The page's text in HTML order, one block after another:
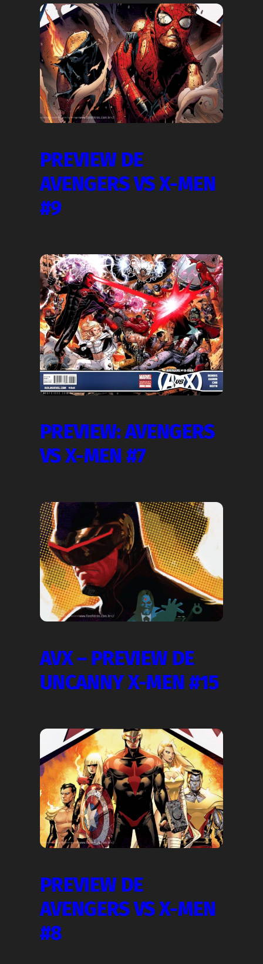
PREVIEW DE
AVENGERS VS X-MEN
#9
PREVIEW: AVENGERS
VS X-MEN #7
AVX – PREVIEW DE
UNCANNY X-MEN #15
PREVIEW DE
AVENGERS VS X-MEN
#8